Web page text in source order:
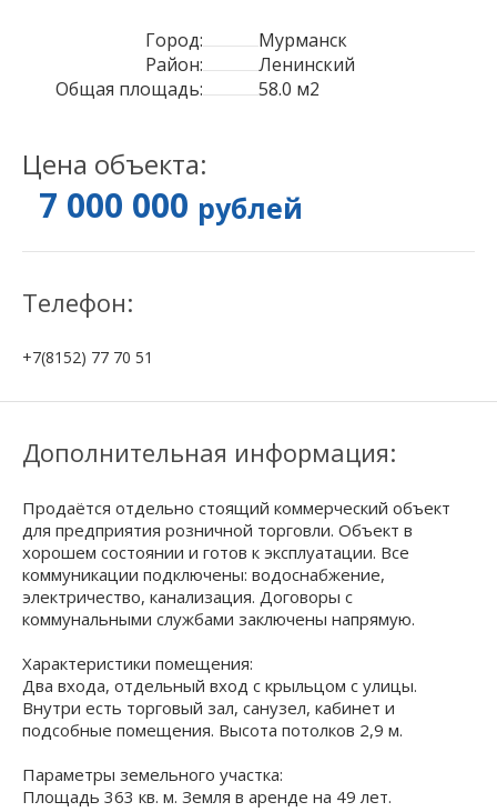
Город:
Мурманск
Район:
Ленинский
Общая площадь:
58.0 м2
Цена объекта:
7 000 000 рублей
Телефон:
+7(8152) 77 70 51
Дополнительная информация:
Продаётся отдельно стоящий коммерческий объект
для предприятия розничной торговли. Объект в
хорошем состоянии и готов к эксплуатации. Все
коммуникации подключены: водоснабжение,
электричество, канализация. Договоры с
коммунальными службами заключены напрямую.
Характеристики помещения:
Два входа, отдельный вход с крыльцом с улицы.
Внутри есть торговый зал, санузел, кабинет и
подсобные помещения. Высота потолков 2,9 м.
Параметры земельного участка:
Площадь 363 кв. м. Земля в аренде на 49 лет.